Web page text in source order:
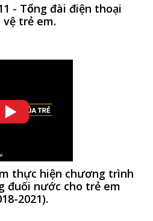
- Tổng đài điện thoại
vệ trẻ em.
thực hiện chương trình
đuối nước cho trẻ em
2021).